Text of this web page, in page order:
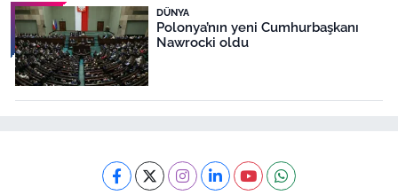
DÜNYA
Polonya’nın yeni Cumhurbaşkanı
Nawrocki oldu